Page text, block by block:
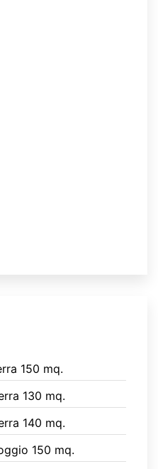
150 mq.
130 mq.
140 mq.
150 mq.